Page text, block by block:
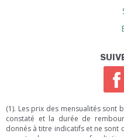
(1). Les prix des mensualités sont
constaté et la durée de
donnés à titre indicatifs et ne sont